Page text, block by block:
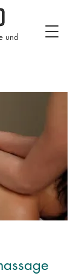
und